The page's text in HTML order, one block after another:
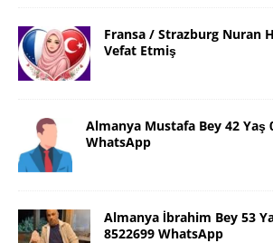
Fransa / Strazburg Nuran
Vefat Etmiş
Almanya Mustafa Bey 42 Yaş
WhatsApp
Almanya İbrahim Bey 53
8522699 WhatsApp